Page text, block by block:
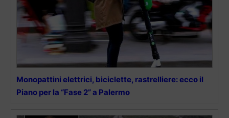
Monopattini elettrici, biciclette, rastrelliere: ecco il
Piano per la “Fase 2” a Palermo